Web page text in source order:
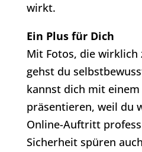
wirkt.
Ein Plus für Dich
Mit Fotos, die wirklich
gehst du
kannst dich mit
präsentieren, weil du
Online-Auftritt
Sicherheit spüren